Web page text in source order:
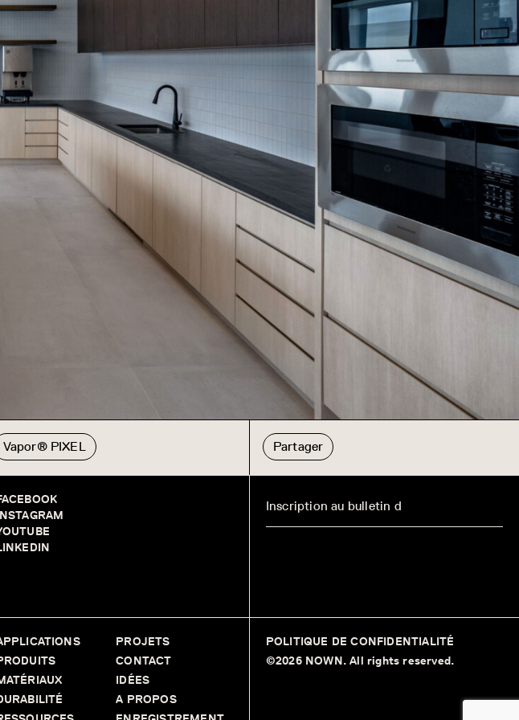
Vapor® PIXEL Partager
PROJETS
CONTACT
IDÉES
A PROPOS
POLITIQUE DE CONFIDENTIALITÉ
©2026 NOWN. All rights reserved.